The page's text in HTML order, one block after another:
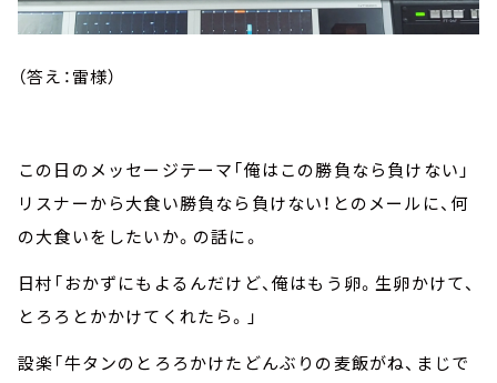
（答え：雷様）
この日のメッセージテーマ「俺はこの勝負なら負けない」
リスナーから大食い勝負なら負けない！とのメールに、何
の大食いをしたいか。の話に。
日村「おかずにもよるんだけど、俺はもう卵。生卵かけて、
とろろとかかけてくれたら。」
設楽「牛タンのとろろかけたどんぶりの麦飯がね、まじで